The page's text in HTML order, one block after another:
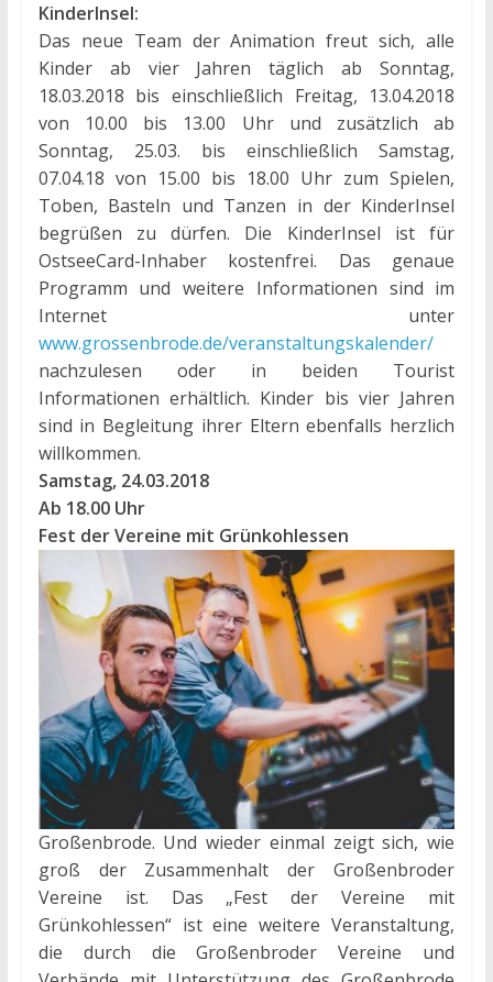
KinderInsel:
Das neue Team der Animation freut sich, alle
Kinder ab vier Jahren täglich ab Sonntag,
18.03.2018 bis einschließlich Freitag, 13.04.2018
von 10.00 bis 13.00 Uhr und zusätzlich ab
Sonntag, 25.03. bis einschließlich Samstag,
07.04.18 von 15.00 bis 18.00 Uhr zum Spielen,
Toben, Basteln und Tanzen in der KinderInsel
begrüßen zu dürfen. Die KinderInsel ist für
OstseeCard-Inhaber kostenfrei. Das genaue
Programm und weitere Informationen sind im
Internet unter
www.grossenbrode.de/veranstaltungskalender/
nachzulesen oder in beiden Tourist
Informationen erhältlich. Kinder bis vier Jahren
sind in Begleitung ihrer Eltern ebenfalls herzlich
willkommen.
Samstag, 24.03.2018
Ab 18.00 Uhr
Fest der Vereine mit Grünkohlessen
Großenbrode. Und wieder einmal zeigt sich, wie
groß der Zusammenhalt der Großenbroder
Vereine ist. Das „Fest der Vereine mit
Grünkohlessen“ ist eine weitere Veranstaltung,
die durch die Großenbroder Vereine und